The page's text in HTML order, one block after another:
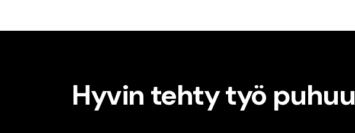
Hyvin tehty työ puhuu